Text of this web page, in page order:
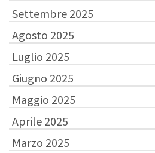
Settembre 2025
Agosto 2025
Luglio 2025
Giugno 2025
Maggio 2025
Aprile 2025
Marzo 2025